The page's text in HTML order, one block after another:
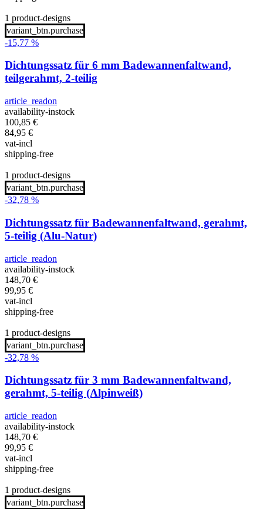
1 product-designs
variant_btn.purchase
-15,77 %
Dichtungssatz für 6 mm Badewannenfaltwand,
teilgerahmt, 2-teilig
article_readon
availability-instock
100,85 €
84,95 €
vat-incl
shipping-free
1 product-designs
variant_btn.purchase
-32,78 %
Dichtungssatz für Badewannenfaltwand, gerahmt,
5-teilig (Alu-Natur)
article_readon
availability-instock
148,70 €
99,95 €
vat-incl
shipping-free
1 product-designs
variant_btn.purchase
-32,78 %
Dichtungssatz für 3 mm Badewannenfaltwand,
gerahmt, 5-teilig (Alpinweiß)
article_readon
availability-instock
148,70 €
99,95 €
vat-incl
shipping-free
1 product-designs
variant_btn.purchase